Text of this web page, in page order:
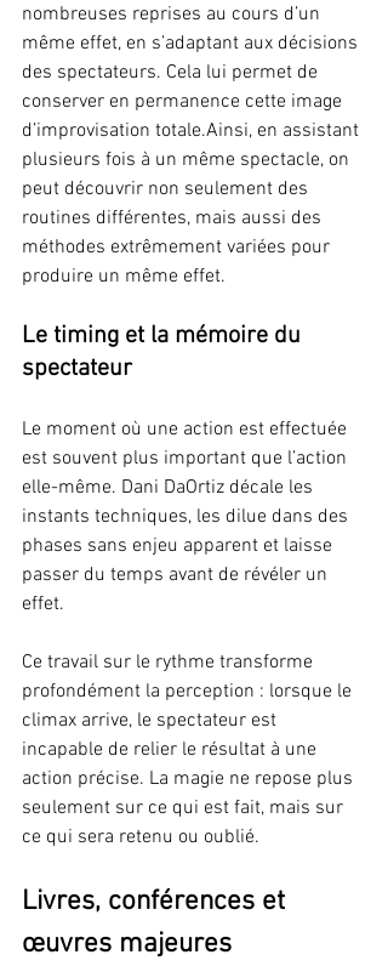
nombreuses reprises au cours d’un
même effet, en s’adaptant aux décisions
des spectateurs. Cela lui permet de
conserver en permanence cette image
d’improvisation totale.Ainsi, en assistant
plusieurs fois à un même spectacle, on
peut découvrir non seulement des
routines différentes, mais aussi des
méthodes extrêmement variées pour
produire un même effet.
Le timing et la mémoire du
spectateur
Le moment où une action est effectuée
est souvent plus important que l’action
elle-même. Dani DaOrtiz décale les
instants techniques, les dilue dans des
phases sans enjeu apparent et laisse
passer du temps avant de révéler un
effet.
Ce travail sur le rythme transforme
profondément la perception : lorsque le
climax arrive, le spectateur est
incapable de relier le résultat à une
action précise. La magie ne repose plus
seulement sur ce qui est fait, mais sur
ce qui sera retenu ou oublié.
Livres, conférences et
œuvres majeures